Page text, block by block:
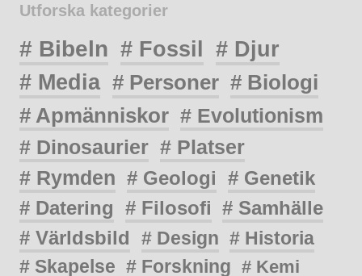
Utforska kategorier
# Bibeln # Fossil # Djur
# Media # Personer # Biologi
# Apmänniskor # Evolutionism
# Dinosaurier # Platser
# Rymden # Geologi # Genetik
# Datering # Filosofi # Samhälle
# Världsbild
# Design # Historia
# Skapelse # Forskning # Kemi